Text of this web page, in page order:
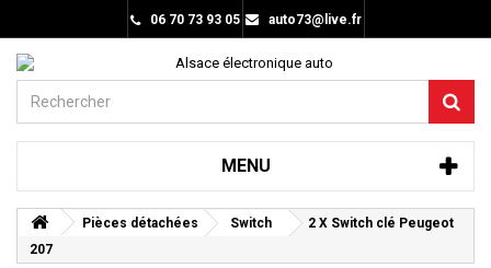
06 70 73 93 05 auto73@live.fr
MENU
Pièces détachées Switch
2 X Switch clé Peugeot
207